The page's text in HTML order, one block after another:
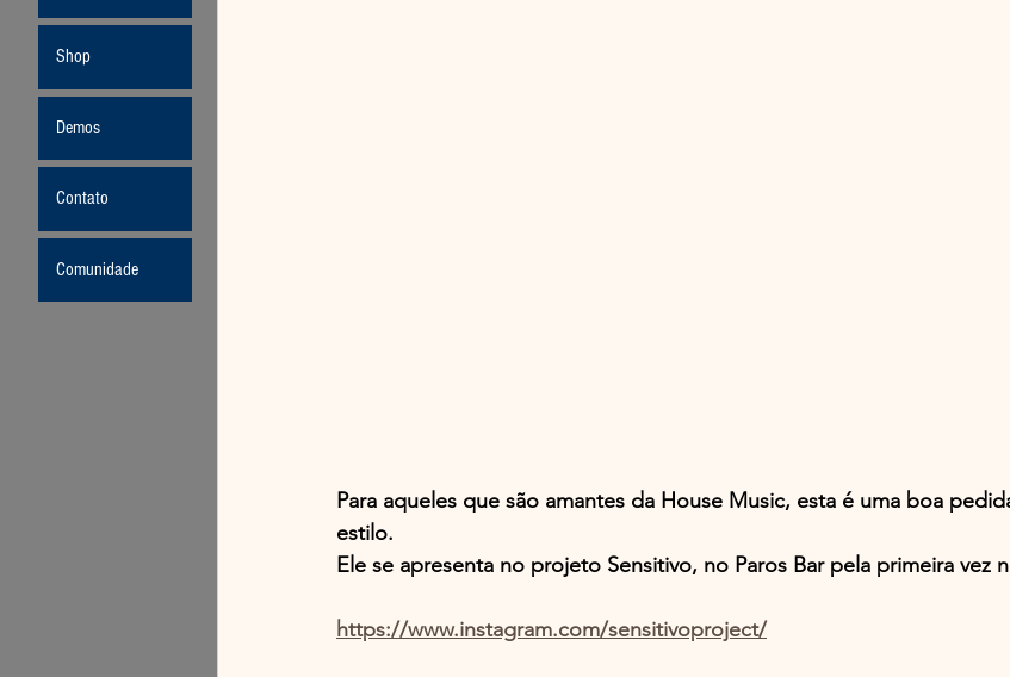
Para aqueles que são amantes da House Music, esta é uma boa
estilo.
Ele se apresenta no projeto Sensitivo, no Paros Bar pela primeira vez
https://www.instagram.com/sensitivoproject/
Shop
Demos
Contato
Comunidade